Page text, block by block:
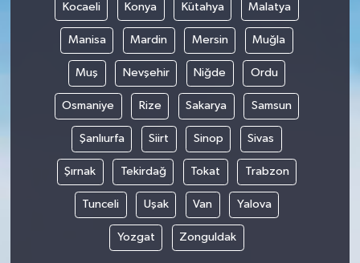
Kocaeli Konya Kütahya Malatya
Manisa Mardin Mersin Muğla
Muş Nevşehir Niğde Ordu
Osmaniye Rize Sakarya Samsun
Şanlıurfa Siirt Sinop Sivas
Şırnak Tekirdağ Tokat Trabzon
Tunceli Uşak Van Yalova
Yozgat Zonguldak